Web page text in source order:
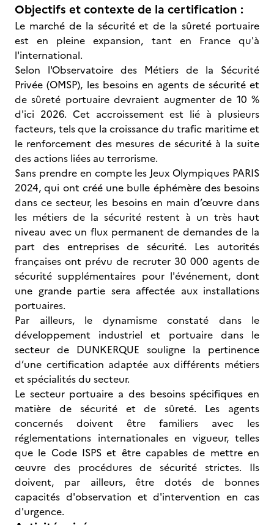
Objectifs et contexte de la certification :
Le marché de la sécurité et de la sûreté portuaire
est en pleine expansion, tant en France qu'à
l'international.
Selon l'Observatoire des Métiers de la Sécurité
Privée (OMSP), les besoins en agents de sécurité et
de sûreté portuaire devraient augmenter de 10 %
d'ici 2026. Cet accroissement est lié à plusieurs
facteurs, tels que la croissance du trafic maritime et
le renforcement des mesures de sécurité à la suite
des actions liées au terrorisme.
Sans prendre en compte les Jeux Olympiques PARIS
2024, qui ont créé une bulle éphémère des besoins
dans ce secteur, les besoins en main d’œuvre dans
les métiers de la sécurité restent à un très haut
niveau avec un flux permanent de demandes de la
part des entreprises de sécurité. Les autorités
françaises ont prévu de recruter 30 000 agents de
sécurité supplémentaires pour l'événement, dont
une grande partie sera affectée aux installations
portuaires.
Par ailleurs, le dynamisme constaté dans le
développement industriel et portuaire dans le
secteur de DUNKERQUE souligne la pertinence
d’une certification adaptée aux différents métiers
et spécialités du secteur.
Le secteur portuaire a des besoins spécifiques en
matière de sécurité et de sûreté. Les agents
concernés doivent être familiers avec les
réglementations internationales en vigueur, telles
que le Code ISPS et être capables de mettre en
œuvre des procédures de sécurité strictes. Ils
doivent, par ailleurs, être dotés de bonnes
capacités d'observation et d'intervention en cas
d'urgence.